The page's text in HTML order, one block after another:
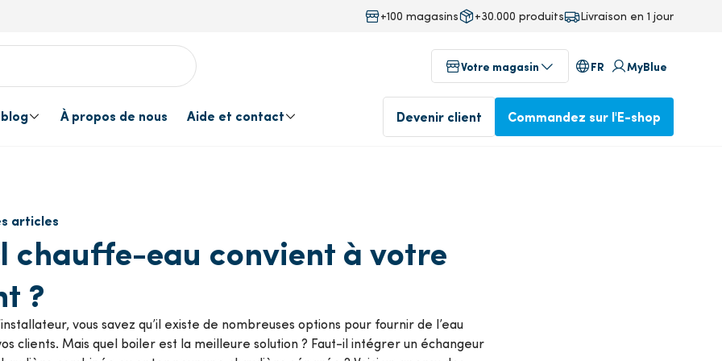
+100 magasins +30.000 produits Livraison en 1 jour
Votre magasin FR MyBlue
des fumées Outils
Accessoires de cuisine
clients
Service d’offre
Une livraison à la mesure de
votre projet
Livraison et enlèvement Service après-vente
en matière de produits
À propos de nous Aide et contact Devenir client Commandez sur l'E-shop
articles
chauffe-eau convient à votre
?
vous savez qu’il existe de nombreuses options pour fournir de l’eau
clients. Mais quel boiler est la meilleure solution ? Faut-il intégrer un échangeur